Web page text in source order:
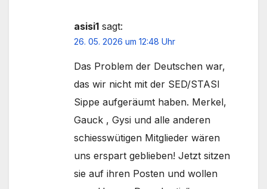
asisi1 sagt:
26. 05. 2026 um 12:48 Uhr
Das Problem der Deutschen war,
das wir nicht mit der SED/STASI
Sippe aufgeräumt haben. Merkel,
Gauck , Gysi und alle anderen
schiesswütigen Mitglieder wären
uns erspart geblieben! Jetzt sitzen
sie auf ihren Posten und wollen